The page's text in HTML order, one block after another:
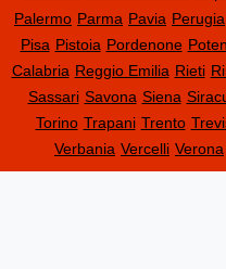
Palermo Parma Pavia Perugia
Pisa Pistoia Pordenone
Calabria Reggio Emilia Rieti
Sassari Savona Siena
Torino Trapani Trento
Verbania Vercelli Verona